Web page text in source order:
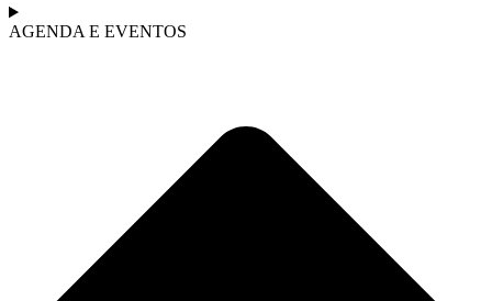
AGENDA E EVENTOS